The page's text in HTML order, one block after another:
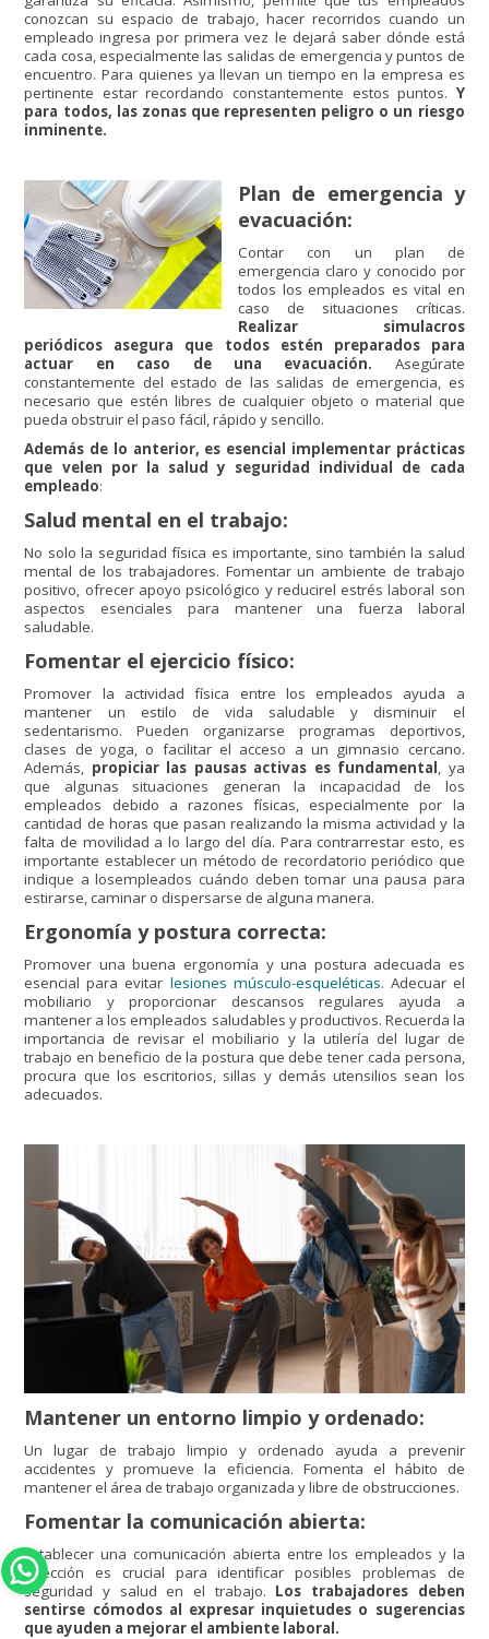
conozcan su espacio de trabajo, hacer recorridos cuando un
empleado ingresa por primera vez le dejará saber dónde está
cada cosa, especialmente las salidas de emergencia y puntos de
encuentro. Para quienes ya llevan un tiempo en la empresa es
pertinente estar recordando constantemente estos puntos. Y
para todos, las zonas que representen peligro o un riesgo
inminente.
Plan de emergencia y
evacuación:
Contar con un plan de
emergencia claro y conocido por
todos los empleados es vital en
caso de situaciones críticas.
Realizar simulacros
periódicos asegura que todos estén preparados para
actuar en caso de una evacuación. Asegúrate
constantemente del estado de las salidas de emergencia, es
necesario que estén libres de cualquier objeto o material que
pueda obstruir el paso fácil, rápido y sencillo.
Además de lo anterior, es esencial implementar prácticas
que velen por la salud y seguridad individual de cada
empleado:
Salud mental en el trabajo:
No solo la seguridad física es importante, sino también la salud
mental de los trabajadores. Fomentar un ambiente de trabajo
positivo, ofrecer apoyo psicológico y reducirel estrés laboral son
aspectos esenciales para mantener una fuerza laboral
saludable.
Fomentar el ejercicio físico:
Promover la actividad física entre los empleados ayuda a
mantener un estilo de vida saludable y disminuir el
sedentarismo. Pueden organizarse programas deportivos,
clases de yoga, o facilitar el acceso a un gimnasio cercano.
Además, propiciar las pausas activas es fundamental, ya
que algunas situaciones generan la incapacidad de los
empleados debido a razones físicas, especialmente por la
cantidad de horas que pasan realizando la misma actividad y la
falta de movilidad a lo largo del día. Para contrarrestar esto, es
importante establecer un método de recordatorio periódico que
indique a losempleados cuándo deben tomar una pausa para
estirarse, caminar o dispersarse de alguna manera.
Ergonomía y postura correcta:
Promover una buena ergonomía y una postura adecuada es
esencial para evitar lesiones músculo-esqueléticas. Adecuar el
mobiliario y proporcionar descansos regulares ayuda a
mantener a los empleados saludables y productivos. Recuerda la
importancia de revisar el mobiliario y la utilería del lugar de
trabajo en beneficio de la postura que debe tener cada persona,
procura que los escritorios, sillas y demás utensilios sean los
adecuados.
Mantener un entorno limpio y ordenado:
Un lugar de trabajo limpio y ordenado ayuda a prevenir
accidentes y promueve la eficiencia. Fomenta el hábito de
mantener el área de trabajo organizada y libre de obstrucciones.
Fomentar la comunicación abierta:
Establecer una comunicación abierta entre los empleados y la
dirección es crucial para identificar posibles problemas de
seguridad y salud en el trabajo. Los trabajadores deben
sentirse cómodos al expresar inquietudes o sugerencias
que ayuden a mejorar el ambiente laboral.